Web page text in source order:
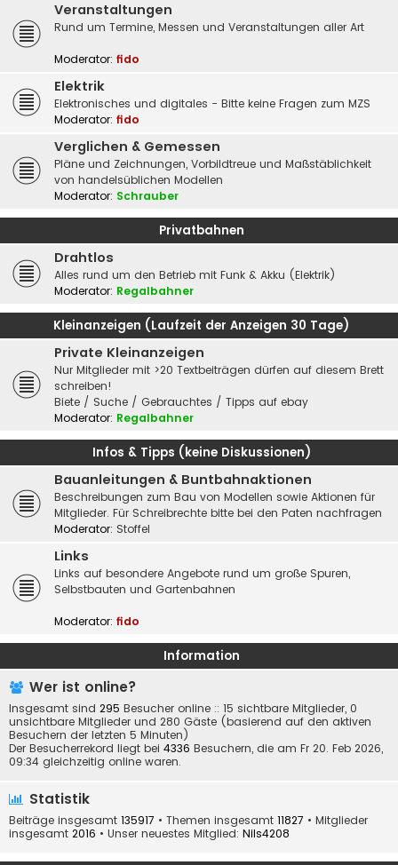
Veranstaltungen
Rund um Termine, Messen und Veranstaltungen aller Art
Moderator: fido
Elektrik
Elektronisches und digitales - Bitte keine Fragen zum MZS
Moderator: fido
Verglichen & Gemessen
Pläne und Zeichnungen, Vorbildtreue und Maßstäblichkeit
von handelsüblichen Modellen
Moderator: Schrauber
Privatbahnen
Drahtlos
Alles rund um den Betrieb mit Funk & Akku (Elektrik)
Moderator: Regalbahner
Kleinanzeigen (Laufzeit der Anzeigen 30 Tage)
Private Kleinanzeigen
Nur Mitglieder mit >20 Textbeiträgen dürfen auf diesem Brett
schreiben!
Biete / Suche / Gebrauchtes / Tipps auf ebay
Moderator: Regalbahner
Infos & Tipps (keine Diskussionen)
Bauanleitungen & Buntbahnaktionen
Beschreibungen zum Bau von Modellen sowie Aktionen für
Mitglieder. Für Schreibrechte bitte bei den Paten nachfragen
Moderator: Stoffel
Links
Links auf besondere Angebote rund um große Spuren,
Selbstbauten und Gartenbahnen
Moderator: fido
Information
Wer ist online?
Insgesamt sind 295 Besucher online :: 15 sichtbare Mitglieder, 0
unsichtbare Mitglieder und 280 Gäste (basierend auf den aktiven
Besuchern der letzten 5 Minuten)
Der Besucherrekord liegt bei 4336 Besuchern, die am Fr 20. Feb 2026,
09:34 gleichzeitig online waren.
Statistik
Beiträge insgesamt 135917 • Themen insgesamt 11827 • Mitglieder
insgesamt 2016 • Unser neuestes Mitglied: Nils4208